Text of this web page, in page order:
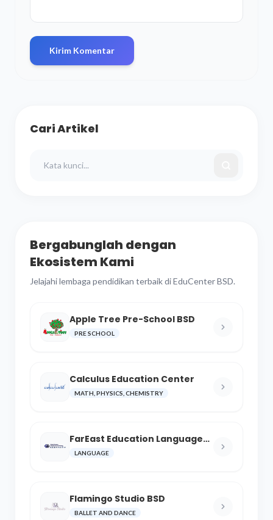
Kirim Komentar
Cari Artikel
Bergabunglah dengan
Ekosistem Kami
Jelajahi lembaga pendidikan terbaik di EduCenter BSD.
Apple Tree Pre-School BSD
PRE SCHOOL
Calculus Education Center
MATH, PHYSICS, CHEMISTRY
FarEast Education Language
and Cultural Center
LANGUAGE
Flamingo Studio BSD
BALLET AND DANCE